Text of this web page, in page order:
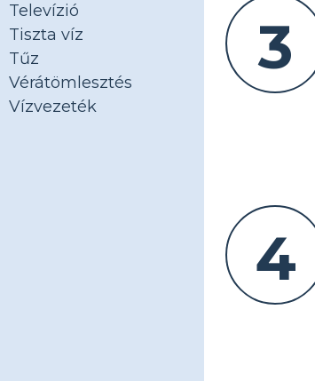
Televízió
Tiszta víz
Tűz
Vérátömlesztés
Vízvezeték
3
4